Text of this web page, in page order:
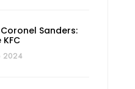
Sanders:
2024